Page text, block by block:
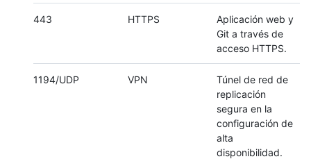
443 HTTPS
Aplicación web y
Git a través de
acceso HTTPS.
1194/UDP VPN
Túnel de red de
replicación
segura en la
configuración de
alta
disponibilidad.